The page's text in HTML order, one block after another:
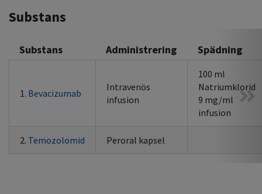
Substans
Substans Administrering Spädning
1. Bevacizumab
Intravenös
infusion
100 ml
Natriumklorid
9 mg/ml
infusion
2. Temozolomid Peroral kapsel